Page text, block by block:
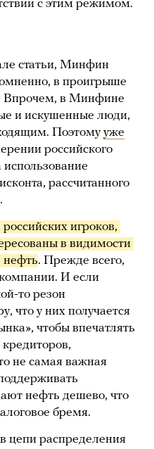
с этим режимом.
статьи, Минфин
в проигрыше
Впрочем, в Минфине
и искушенные люди,
Поэтомууже
российского
рассчитанного
российских игроков,
в видимости
нефть. Прежде всего,
И если
то резон
что у них получается
чтобы впечатлять
не самая важная
нефть дешево, что
бремя.
цепи распределения